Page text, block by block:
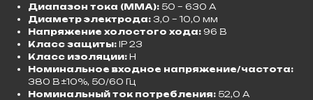
Диапазон тока (MMA): 50 – 630 А
Диаметр электрода: 3,0 – 10,0 мм
Напряжение холостого хода: 96 В
Класс защиты: IP 23
Класс изоляции: H
Номинальное входное напряжение/частота:
380 В ±10%, 50/60 Гц
Номинальный ток потребления: 52,0 А